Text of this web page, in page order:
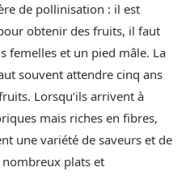
de pollinisation : il est
obtenir des fruits, il faut
femelles et un pied mâle. La
souvent attendre cinq ans
Lorsqu’ils arrivent à
mais riches en fibres,
une variété de saveurs et de
plats et